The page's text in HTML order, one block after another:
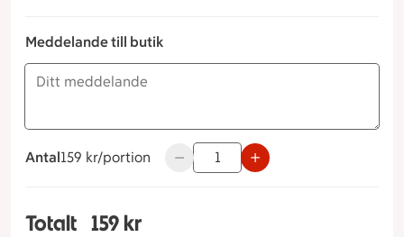
Meddelande till butik
Antal
159 kronor per portion
159 kr/portion Använd knapparna för att minska
Totalt Totalt 1 stycken Kvarnenbuffé, 159 kronor
159 kr